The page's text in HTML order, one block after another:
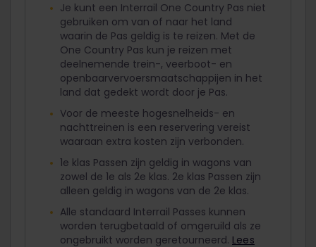
Je kunt een Interrail One Country Pas niet
gebruiken om van of naar het land
waarin de Pas geldig is te reizen. Met de
One Country Pas kun je reizen met
deelnemende trein-, veerboot- en
openbaarvervoersmaatschappijen in het
land dat gedekt wordt door je Pas.
Voor de meeste hogesnelheids- en
nachttreinen is een reservering vereist
waaraan extra kosten zijn verbonden.
1e klas Passen zijn geldig in wagons van
zowel de 1e als 2e klas. 2e klas Passen zijn
alleen geldig in wagons van de 2e klas.
Alle standaard Interrail Passes kunnen
worden terugbetaald of omgeruild als ze
ongebruikt worden geretourneerd. Lees